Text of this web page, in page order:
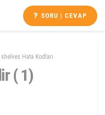
SORU | CEVAP
Hata Kodları
( 1)